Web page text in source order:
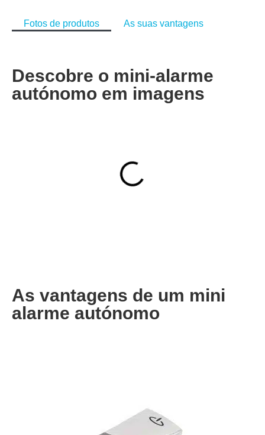
Fotos de produtos As suas vantagens
Descobre o mini-alarme
autónomo em imagens
As vantagens de um mini
alarme autónomo